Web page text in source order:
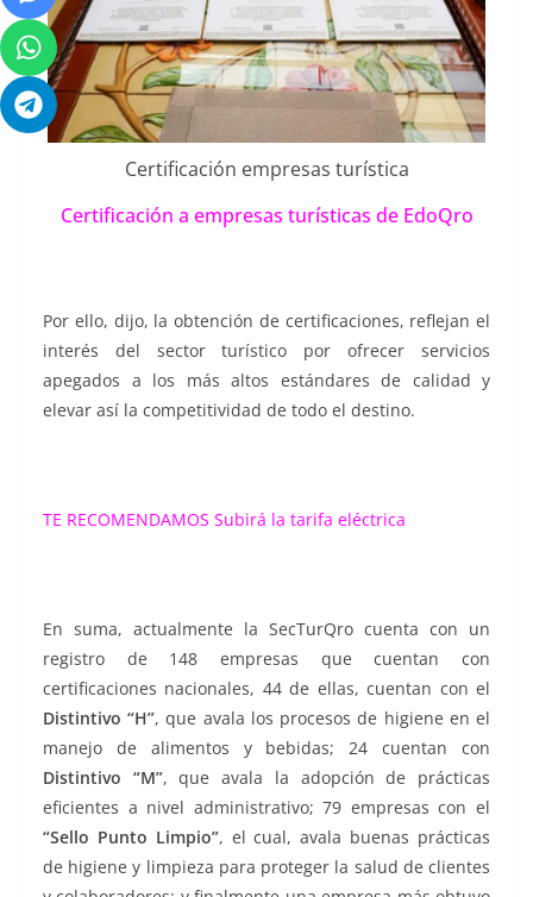
Certificación empresas turística
Certificación a empresas turísticas de EdoQro
Por ello, dijo, la obtención de certificaciones, reflejan el
interés del sector turístico por ofrecer servicios
apegados a los más altos estándares de calidad y
elevar así la competitividad de todo el destino.
TE RECOMENDAMOS Subirá la tarifa eléctrica
En suma, actualmente la SecTurQro cuenta con un
registro de 148 empresas que cuentan con
certificaciones nacionales, 44 de ellas, cuentan con el
Distintivo “H”, que avala los procesos de higiene en el
manejo de alimentos y bebidas; 24 cuentan con
Distintivo “M”, que avala la adopción de prácticas
eficientes a nivel administrativo; 79 empresas con el
“Sello Punto Limpio”, el cual, avala buenas prácticas
de higiene y limpieza para proteger la salud de clientes